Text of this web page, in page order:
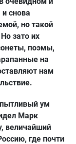
снова
но такой
зато их
поэмы,
на
нам
ум
Марк
величайший
где почти